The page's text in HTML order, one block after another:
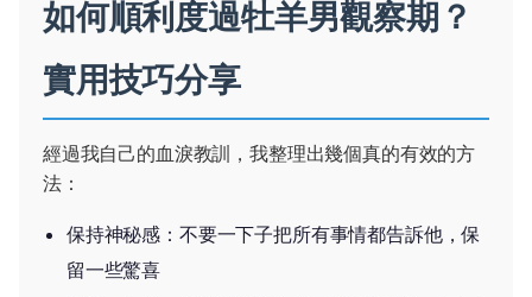
如何順利度過牡羊男觀察期？
實用技巧分享
經過我自己的血淚教訓，我整理出幾個真的有效的方
法：
保持神秘感：不要一下子把所有事情都告訴他，保
留一些驚喜